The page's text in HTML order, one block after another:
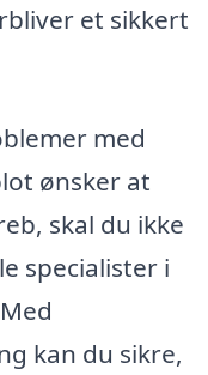
et sikkert
med
ønsker at
skal du ikke
specialister i
kan du sikre,